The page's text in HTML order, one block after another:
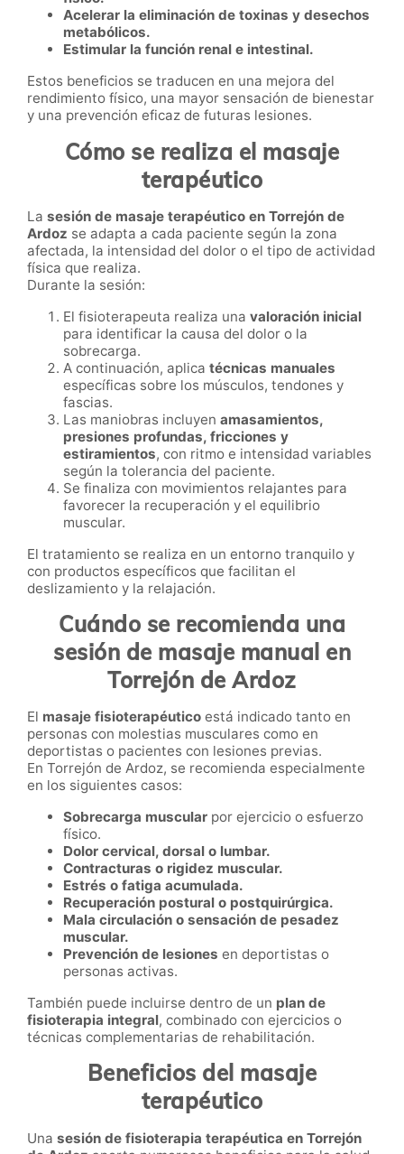
Acelerar la eliminación de toxinas y desechos
metabólicos.
Estimular la función renal e intestinal.
Estos beneficios se traducen en una mejora del
rendimiento físico, una mayor sensación de bienestar
y una prevención eficaz de futuras lesiones.
Cómo se realiza el masaje
terapéutico
La sesión de masaje terapéutico en Torrejón de
Ardoz se adapta a cada paciente según la zona
afectada, la intensidad del dolor o el tipo de actividad
física que realiza.
Durante la sesión:
El fisioterapeuta realiza una valoración inicial
para identificar la causa del dolor o la
sobrecarga.
A continuación, aplica técnicas manuales
específicas sobre los músculos, tendones y
fascias.
Las maniobras incluyen amasamientos,
presiones profundas, fricciones y
estiramientos, con ritmo e intensidad variables
según la tolerancia del paciente.
Se finaliza con movimientos relajantes para
favorecer la recuperación y el equilibrio
muscular.
El tratamiento se realiza en un entorno tranquilo y
con productos específicos que facilitan el
deslizamiento y la relajación.
Cuándo se recomienda una
sesión de masaje manual en
Torrejón de Ardoz
El masaje fisioterapéutico está indicado tanto en
personas con molestias musculares como en
deportistas o pacientes con lesiones previas.
En Torrejón de Ardoz, se recomienda especialmente
en los siguientes casos:
Sobrecarga muscular por ejercicio o esfuerzo
físico.
Dolor cervical, dorsal o lumbar.
Contracturas o rigidez muscular.
Estrés o fatiga acumulada.
Recuperación postural o postquirúrgica.
Mala circulación o sensación de pesadez
muscular.
Prevención de lesiones en deportistas o
personas activas.
También puede incluirse dentro de un plan de
fisioterapia integral, combinado con ejercicios o
técnicas complementarias de rehabilitación.
Beneficios del masaje
terapéutico
Una sesión de fisioterapia terapéutica en Torrejón